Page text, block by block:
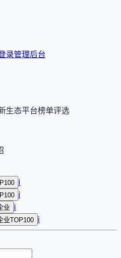
录管理后台
生态平台榜单评选
ℹ
ℹ
业 ℹ
业TOP100 ℹ